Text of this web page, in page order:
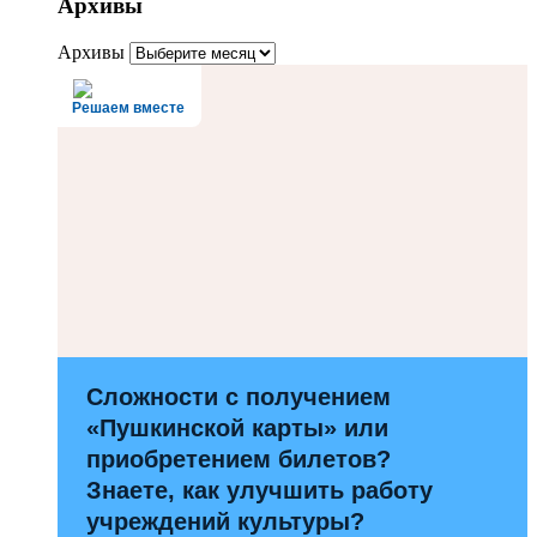
Архивы
Архивы
Решаем вместе
Сложности с получением
«Пушкинской карты» или
приобретением билетов?
Знаете, как улучшить работу
учреждений культуры?